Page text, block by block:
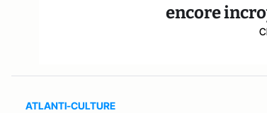
encore
ATLANTI-CULTURE